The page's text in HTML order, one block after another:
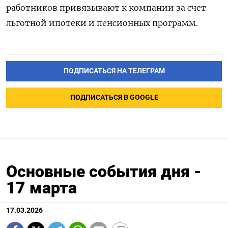
работников привязывают к компании за счет
льготной ипотеки и пенсионных программ.
ПОДПИСАТЬСЯ НА ТЕЛЕГРАМ
ПОДПИСАТЬСЯ В GOOGLE
Основные события дня -
17 марта
17.03.2026